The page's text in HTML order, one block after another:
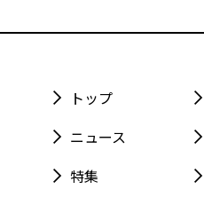
トップ
ニュース
特集